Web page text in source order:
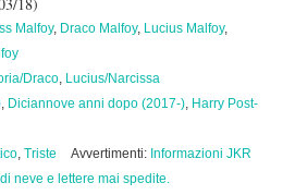
Malfoy, Draco Malfoy, Lucius Malfoy,
Draco, Lucius/Narcissa
, Diciannove anni dopo (2017-), Harry Post-
, Triste Avvertimenti: Informazioni JKR
neve e lettere mai spedite.